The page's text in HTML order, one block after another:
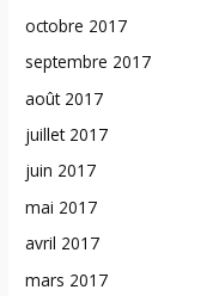
octobre 2017
septembre 2017
août 2017
juillet 2017
juin 2017
mai 2017
avril 2017
mars 2017